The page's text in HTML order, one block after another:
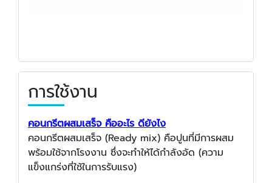
การใช้งาน
คอนกรีตผสมเสร็จ คืออะไร ดียังไง
คอนกรีตผสมเสร็จ (Ready mix) คือปูนที่มีการผสม
พร้อมใช้จากโรงงาน ซึ่งจะทำให้ได้กำลังอัด (ความ
แข็งแกร่งที่ใช้ในการรับแรง)